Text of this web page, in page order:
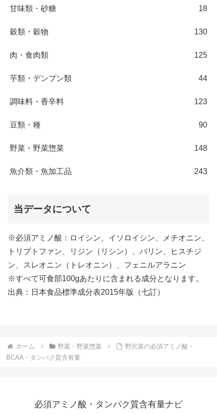
甘味類・砂糖 18
穀類・穀物 130
肉・食肉類 125
芋類・デンプン類 44
調味料・香辛料 123
豆類・種 90
野菜・野菜惣菜 148
魚介類・魚加工品 243
当データについて
※必須アミノ酸：ロイシン、イソロイシン、メチオニン、
トリプトファン、リジン（リシン）、バリン、ヒスチジ
ン、スレオニン（トレオニン）、フェニルアラニン
※すべて可食部100gあたりに含まれる成分となります。
出典：日本食品標準成分表2015年版（七訂）
ホーム 野菜・野菜惣菜
野沢菜の必須アミノ酸・
BCAA・タンパク質含有量
必須アミノ酸・タンパク質含有量ナビ